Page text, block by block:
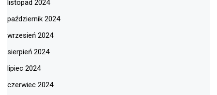
listopad 2024
październik 2024
wrzesień 2024
sierpień 2024
lipiec 2024
czerwiec 2024